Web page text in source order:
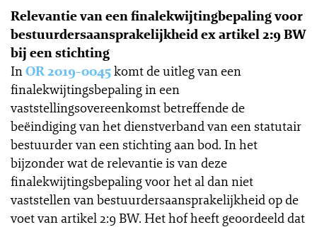
Relevantie van een finalekwijtingbepaling voor
bestuurdersaansprakelijkheid ex artikel 2:9 BW
bij een stichting
InOR 2019-0045komt de uitleg van een
finalekwijtingsbepaling in een
vaststellingsovereenkomst betreffende de
beëindiging van het dienstverband van een statutair
bestuurder van een stichting aan bod. In het
bijzonder wat de relevantie is van deze
finalekwijtingsbepaling voor het al dan niet
vaststellen van bestuurdersaansprakelijkheid op de
voet van artikel 2:9 BW. Het hof heeft geoordeeld dat